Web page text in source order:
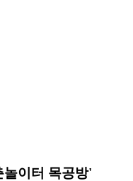
이터 목공방'